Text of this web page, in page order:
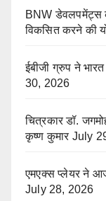
BNW डेवलपमेंट्स
विकसित करने की
ईबीजी ग्रुप ने
30, 2026
चित्रकार डॉ.
कृष्ण कुमार July
एमएक्स प्लेयर ने
July 28, 2026